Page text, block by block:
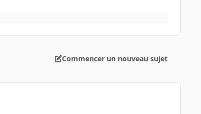
Commencer un nouveau sujet